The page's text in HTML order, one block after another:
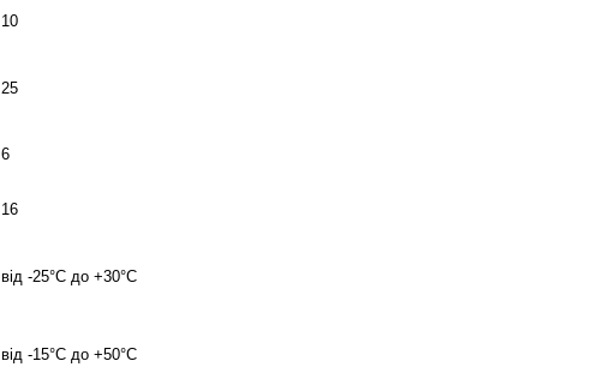
10
25
6
16
від -25°C до +30°C
від -15°C до +50°C